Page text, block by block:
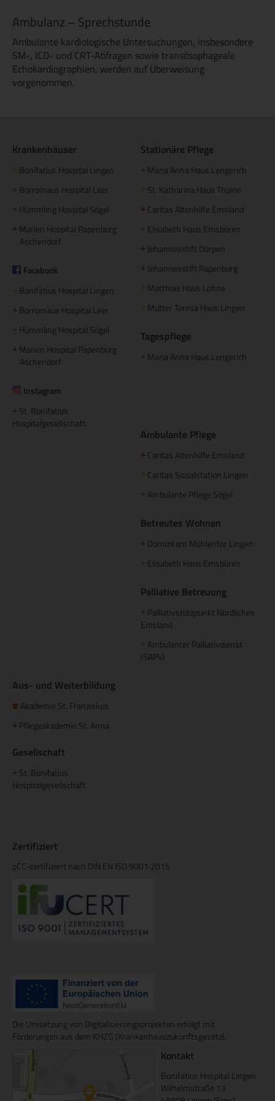
Ambulanz – Sprechstunde
Ambulante kardiologische Untersuchungen, insbesondere
SM-, ICD- und CRT-Abfragen sowie transösophageale
Echokardiographien, werden auf Überweisung
vorgenommen.
Krankenhäuser
+ Bonifatius Hospital Lingen
+ Borromäus Hospital Leer
+ Hümmling Hospital Sögel
+ Marien Hospital Papenburg
Aschendorf
Facebook
+ Bonifatius Hospital Lingen
+ Borromäus Hospital Leer
+ Hümmling Hospital Sögel
+ Marien Hospital Papenburg
Aschendorf
Instagram
St. Bonifatius
Hospitalgesellschaft
Stationäre Pflege
+ Maria Anna Haus Lengerich
+ St. Katharina Haus Thuine
+ Caritas Altenhilfe Emsland
Elisabeth Haus Emsbüren
+ Johannesstift Dörpen
+ Johannesstift Papenburg
+ Matthias Haus Lohne
+ Mutter Teresa Haus Lingen
Tagespflege
+ Maria Anna Haus Lengerich
Ambulante Pflege
+ Caritas Altenhilfe Emsland
+ Caritas Sozialstation Lingen
+ Ambulante Pflege Sögel
Betreutes Wohnen
Domizil am Mühlentor Lingen
Elisabeth Haus Emsbüren
Palliative Betreuung
+ Palliativstützpunkt Nördliches
Emsland
+ Ambulanter Palliativdienst
(SAPV)
Aus- und Weiterbildung
Akademie St. Franziskus
+ Pflegeakademie St. Anna
Gesellschaft
St. Bonifatius
Hospitalgesellschaft
Zertifiziert
pCC-zertifiziert nach DIN EN ISO 9001:2015
Die Umsetzung von Digitalisierungsprojekten erfolgt mit
Förderungen aus dem KHZG (Krankenhauszukunftsgesetz).
Kontakt
Bonifatius Hospital Lingen
Wilhelmstraße 13